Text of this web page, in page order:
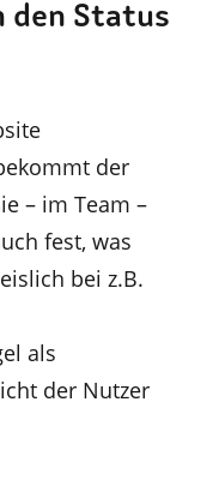
den Status
der
– im Team –
fest, was
bei z.B.
als
der Nutzer